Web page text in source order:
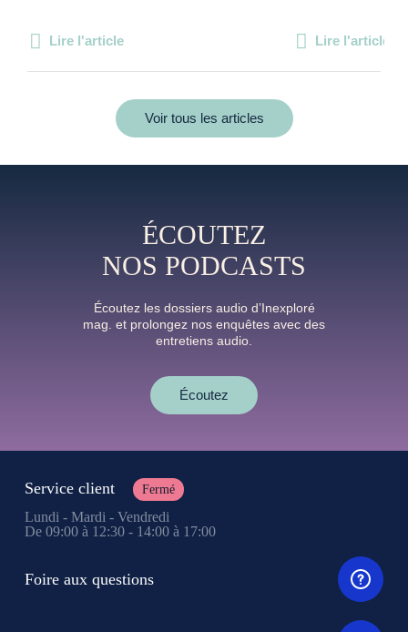
Lire l'article Lire l'article
Voir tous les articles
ÉCOUTEZ
NOS PODCASTS
Écoutez les dossiers audio d’Inexploré
mag. et prolongez nos enquêtes avec des
entretiens audio.
Écoutez
Service client Fermé
Lundi - Mardi - Vendredi
De 09:00 à 12:30 - 14:00 à 17:00
Foire aux questions